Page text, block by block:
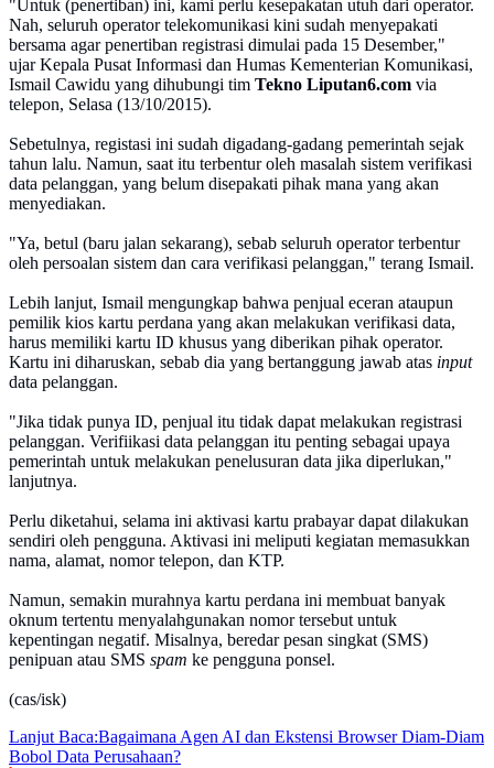
"Untuk (penertiban) ini, kami perlu kesepakatan utuh dari operator.
Nah, seluruh operator telekomunikasi kini sudah menyepakati
bersama agar penertiban registrasi dimulai pada 15 Desember,"
ujar Kepala Pusat Informasi dan Humas Kementerian Komunikasi,
Ismail Cawidu yang dihubungi tim Tekno Liputan6.com via
telepon, Selasa (13/10/2015).
Sebetulnya, registasi ini sudah digadang-gadang pemerintah sejak
tahun lalu. Namun, saat itu terbentur oleh masalah sistem verifikasi
data pelanggan, yang belum disepakati pihak mana yang akan
menyediakan.
"Ya, betul (baru jalan sekarang), sebab seluruh operator terbentur
oleh persoalan sistem dan cara verifikasi pelanggan," terang Ismail.
Lebih lanjut, Ismail mengungkap bahwa penjual eceran ataupun
pemilik kios kartu perdana yang akan melakukan verifikasi data,
harus memiliki kartu ID khusus yang diberikan pihak operator.
Kartu ini diharuskan, sebab dia yang bertanggung jawab atas input
data pelanggan.
"Jika tidak punya ID, penjual itu tidak dapat melakukan registrasi
pelanggan. Verifiikasi data pelanggan itu penting sebagai upaya
pemerintah untuk melakukan penelusuran data jika diperlukan,"
lanjutnya.
Perlu diketahui, selama ini aktivasi kartu prabayar dapat dilakukan
sendiri oleh pengguna. Aktivasi ini meliputi kegiatan memasukkan
nama, alamat, nomor telepon, dan KTP.
Namun, semakin murahnya kartu perdana ini membuat banyak
oknum tertentu menyalahgunakan nomor tersebut untuk
kepentingan negatif. Misalnya, beredar pesan singkat (SMS)
penipuan atau SMS spam ke pengguna ponsel.
(cas/isk)
Lanjut Baca:Bagaimana Agen AI dan Ekstensi Browser Diam-Diam
Bobol Data Perusahaan?